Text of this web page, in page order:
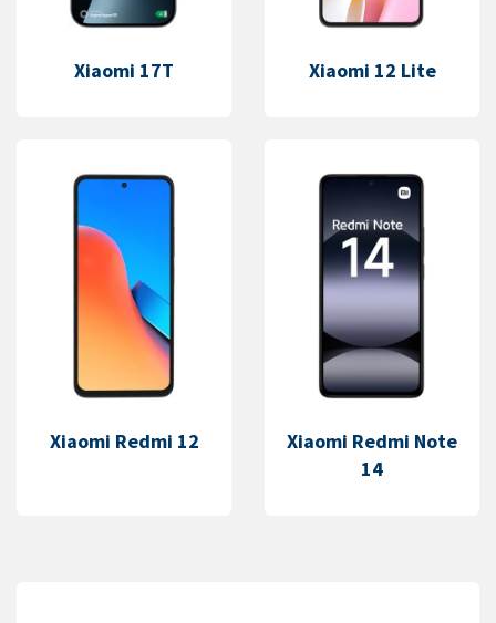
Xiaomi 17T Xiaomi 12 Lite
Xiaomi Redmi 12
Xiaomi Redmi Note
14